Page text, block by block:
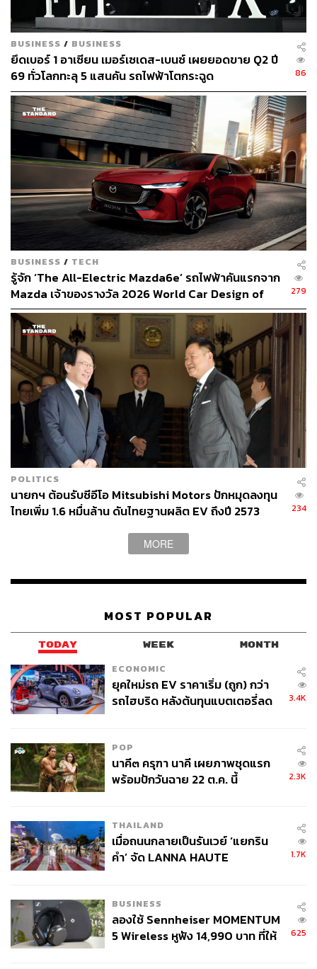
BUSINESS / BUSINESS
ยึดเบอร์ 1 อาเซียน เมอร์เซเดส-เบนซ์ เผยยอดขาย Q2 ปี
69 ทั่วโลกทะลุ 5 แสนคัน รถไฟฟ้าโตกระฉูด
86
BUSINESS / TECH
รู้จัก ‘The All-Electric Mazda6e’ รถไฟฟ้าคันแรกจาก
Mazda เจ้าของรางวัล 2026 World Car Design of
the Year [ADVERTORIAL]
279
POLITICS
นายกฯ ต้อนรับซีอีโอ Mitsubishi Motors ปักหมุดลงทุน
ไทยเพิ่ม 1.6 หมื่นล้าน ดันไทยฐานผลิต EV ถึงปี 2573
234
MORE
MOST POPULAR
TODAY WEEK MONTH
ECONOMIC
ยุคใหม่รถ EV ราคาเริ่ม (ถูก) กว่า
รถไฮบริด หลังต้นทุนแบตเตอรี่ลด
3.4K
POP
นาคี๓ ครุฑา นาคี เผยภาพชุดแรก
พร้อมปักวันฉาย 22 ต.ค. นี้
2.3K
THAILAND
เมื่อถนนกลายเป็นรันเวย์ ‘แยกริน
คำ’ จัด LANNA HAUTE
1.7K
BUSINESS
ลองใช้ Sennheiser MOMENTUM
5 Wireless หูฟัง 14,990 บาท ที่ให้
625